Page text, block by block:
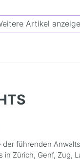
Artikel
der führenden
in Zürich, Genf, Zug,